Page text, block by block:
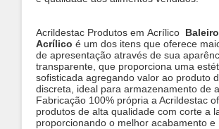
​Acrildestac Produtos em Acrílico
Acrílico é um dos itens que oferece
de apresentação através de sua
transparente, que proporciona uma
sofisticada agregando valor ao produto
discreta, ideal para armazenamento de
Fabricação 100% própria a Acrildestac
produtos de alta qualidade com corte a
proporcionando o melhor acabamento e